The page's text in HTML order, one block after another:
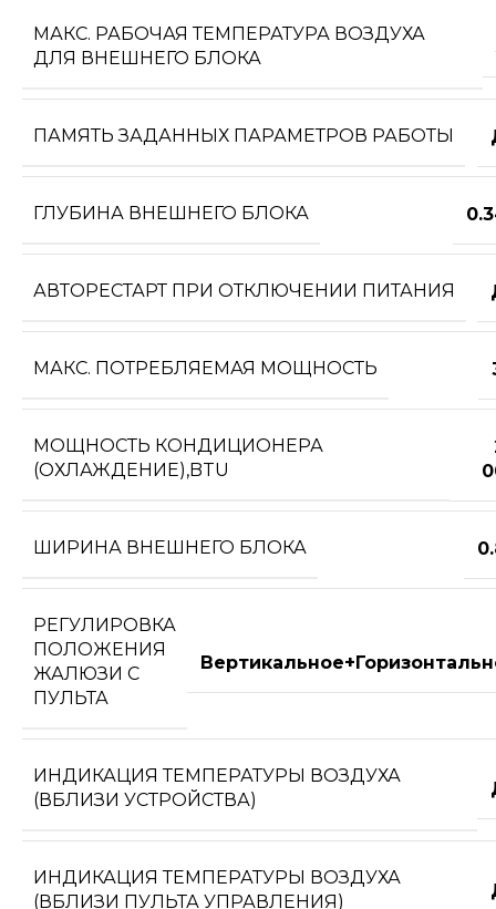
МАКС. РАБОЧАЯ ТЕМПЕРАТУРА ВОЗДУХА
ДЛЯ ВНЕШНЕГО БЛОКА
ПАМЯТЬ ЗАДАННЫХ ПАРАМЕТРОВ РАБОТЫ
ГЛУБИНА ВНЕШНЕГО БЛОКА
АВТОРЕСТАРТ ПРИ ОТКЛЮЧЕНИИ ПИТАНИЯ
МАКС. ПОТРЕБЛЯЕМАЯ МОЩНОСТЬ
МОЩНОСТЬ КОНДИЦИОНЕРА
(ОХЛАЖДЕНИЕ),BTU
ШИРИНА ВНЕШНЕГО БЛОКА
РЕГУЛИРОВКА
ПОЛОЖЕНИЯ
ЖАЛЮЗИ С
ПУЛЬТА
ИНДИКАЦИЯ ТЕМПЕРАТУРЫ ВОЗДУХА
(ВБЛИЗИ УСТРОЙСТВА)
ИНДИКАЦИЯ ТЕМПЕРАТУРЫ ВОЗДУХА
(ВБЛИЗИ ПУЛЬТА УПРАВЛЕНИЯ)